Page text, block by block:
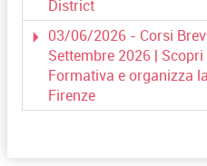
District
03/06/2026 - Corsi
Settembre 2026 |
Formativa e organizza
Firenze